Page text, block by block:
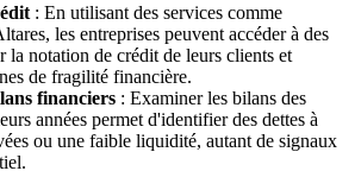
: En utilisant des services comme
les entreprises peuvent accéder à des
la notation de crédit de leurs clients et
de fragilité financière.
financiers : Examiner les bilans des
années permet d'identifier des dettes à
ou une faible liquidité, autant de signaux